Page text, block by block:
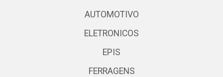
AUTOMOTIVO
ELETRONICOS
EPIS
FERRAGENS